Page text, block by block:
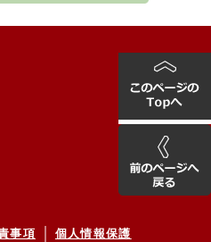
事項 個人情報保護